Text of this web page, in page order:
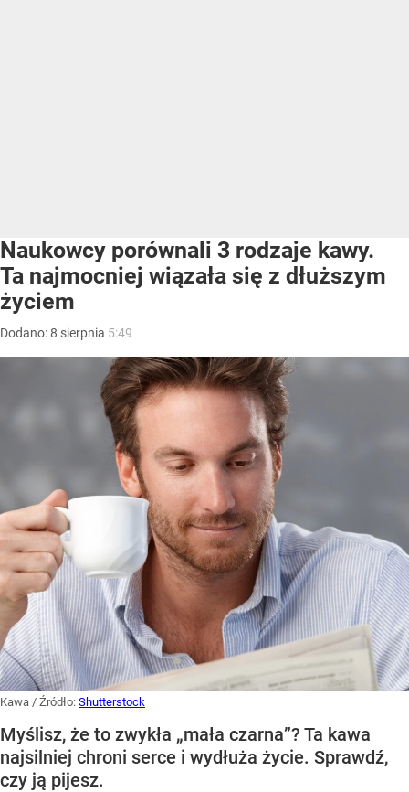
Naukowcy porównali 3 rodzaje kawy.
Ta najmocniej wiązała się z dłuższym
życiem
Dodano:8 sierpnia 5:49
Kawa / Źródło: Shutterstock
Myślisz, że to zwykła „mała czarna”? Ta kawa
najsilniej chroni serce i wydłuża życie. Sprawdź,
czy ją pijesz.